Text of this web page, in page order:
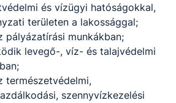
és vízügyi hatóságokkal,
területen a lakossággal;
pályázatírási munkákban;
levegő-, víz- és talajvédelmi
természetvédelmi,
szennyvízkezelési